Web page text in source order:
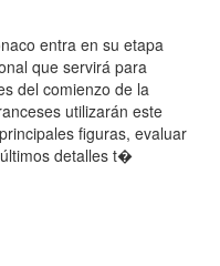
entra en su etapa
que servirá para
del comienzo de la
utilizarán este
figuras, evaluar
detalles t�